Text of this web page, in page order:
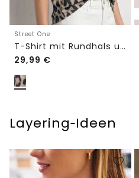
Street One
T-Shirt mit Rundhals und gerafftem Ärmel
29,99 €
Layering‑Ideen